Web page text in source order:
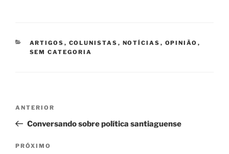
CATEGORIAS
ARTIGOS , COLUNISTAS , NOTÍCIAS , OPINIÃO ,
SEM CATEGORIA
Post
Post
anterior
ANTERIOR
Conversando sobre política santiaguense
Próximo
PRÓXIMO